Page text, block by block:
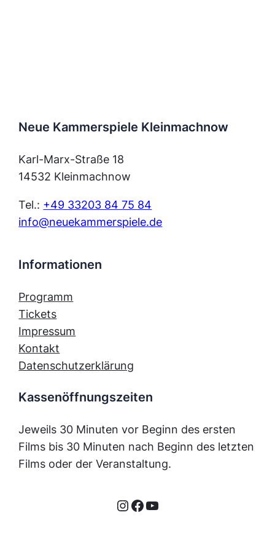
Neue Kammerspiele Kleinmachnow
Karl-Marx-Straße 18
14532 Kleinmachnow
Tel.: +49 33203 84 75 84
info@neuekammerspiele.de
Informationen
Programm
Tickets
Impressum
Kontakt
Datenschutzerklärung
Kassenöffnungszeiten
Jeweils 30 Minuten vor Beginn des ersten
Films bis 30 Minuten nach Beginn des letzten
Films oder der Veranstaltung.
Instagram Facebook YouTube